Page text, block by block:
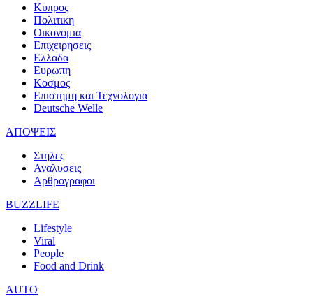
Κυπρος
Πολιτικη
Οικονομια
Επιχειρησεις
Ελλαδα
Ευρωπη
Κοσμος
Επιστημη και Τεχνολογια
Deutsche Welle
ΑΠΟΨΕΙΣ
Στηλες
Αναλυσεις
Αρθρογραφοι
BUZZLIFE
Lifestyle
Viral
People
Food and Drink
AUTO